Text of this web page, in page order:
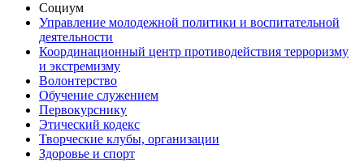
Социум
Управление молодежной политики и воспитательной
деятельности
Координационный центр противодействия терроризму
и экстремизму
Волонтерство
Обучение служением
Первокурснику
Этический кодекс
Творческие клубы, организации
Здоровье и спорт